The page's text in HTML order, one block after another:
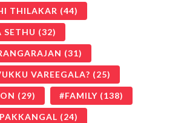
THILAKAR (44)
SETHU (32)
(31)
VAREEGALA? (25)
(29) FAMILY (138)
(24)